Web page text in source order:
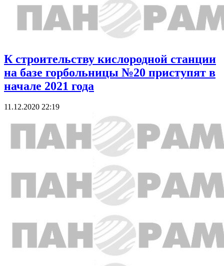
К строительству кислородной станции
на базе горбольницы №20 приступят в
начале 2021 года
11.12.2020 22:19